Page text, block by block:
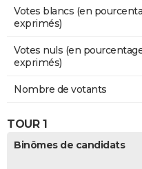
Votes blancs (en
exprimés)
Votes nuls (en
exprimés)
Nombre de votants
TOUR 1
Binômes de candidats